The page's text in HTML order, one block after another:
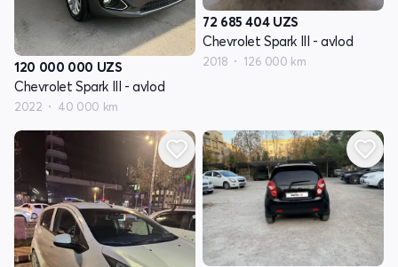
120 000 000 UZS
Chevrolet Spark III - avlod
2022 40 000 km
72 685 404 UZS
Chevrolet Spark III - avlod
2018 126 000 km